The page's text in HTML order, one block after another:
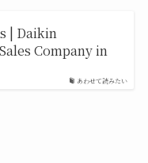
あわせて読みたい
| Daikin
Company in